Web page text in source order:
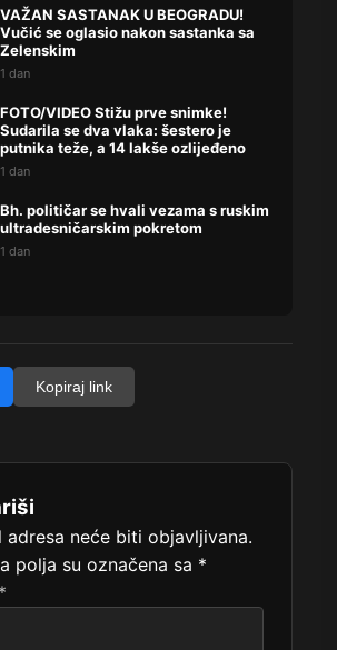
VAŽAN SASTANAK U BEOGRADU!
Vučić se oglasio nakon sastanka sa
Zelenskim
1 dan
FOTO/VIDEO Stižu prve snimke!
Sudarila se dva vlaka: šestero je
putnika teže, a 14 lakše ozlijeđeno
1 dan
Bh. političar se hvali vezama s ruskim
ultradesničarskim pokretom
1 dan
Kopiraj link
adresa neće biti objavljivana.
polja su označena sa *
*